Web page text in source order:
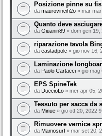
Posizione pinne su
da maurovincih2o » mar
Quanto deve
da Giuanin89 » dom gen 19,
riparazione tavola
da eastadpole » gio nov 16,
Laminazione
da Paolo Cartacci » gio mag
EPS SpineTek
da DuccioLo » mer apr 05,
Tessuto per sacca da
da Minue » gio ott 20, 2022
Rimuovere vernice
da Mamosurf » mar set 20,